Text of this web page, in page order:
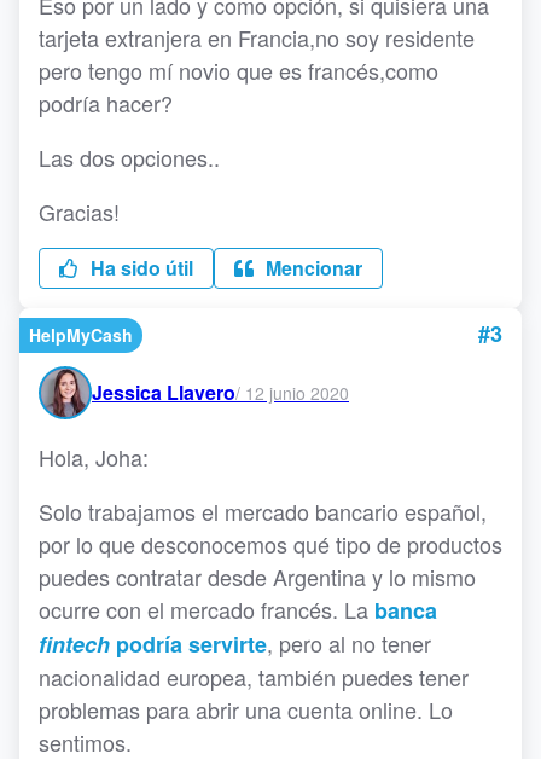
tarjeta extranjera en Francia,no soy residente
pero tengo mí novio que es francés,como
podría hacer?
Las dos opciones..
Gracias!
Ha sido útil Mencionar
HelpMyCash #3
Jessica Llavero/ 12 junio 2020
Hola, Joha:
Solo trabajamos el mercado bancario español,
por lo que desconocemos qué tipo de productos
puedes contratar desde Argentina y lo mismo
ocurre con el mercado francés. La banca
fintech podría servirte, pero al no tener
nacionalidad europea, también puedes tener
problemas para abrir una cuenta online. Lo
sentimos.